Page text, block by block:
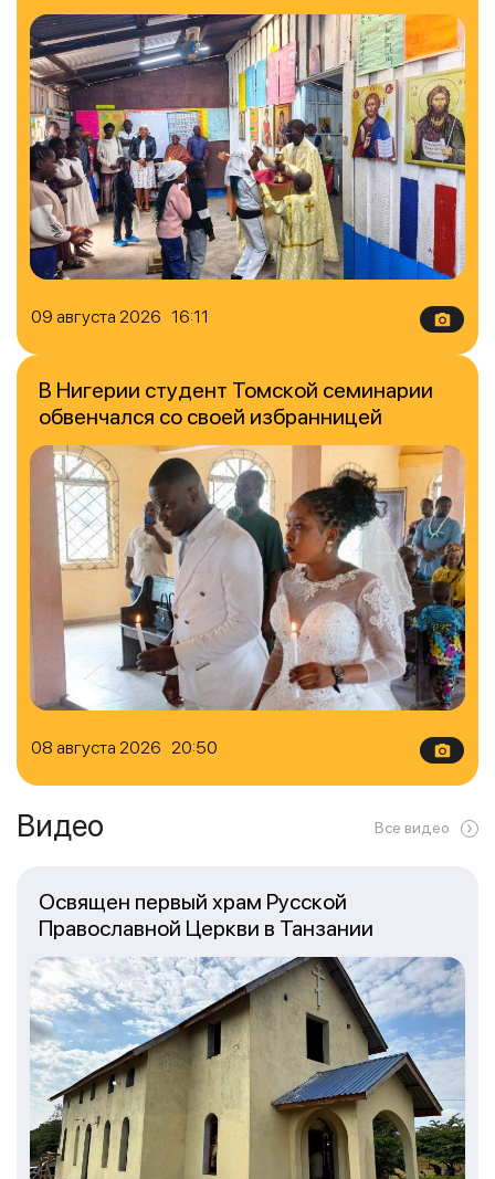
09 августа 2026 16:11
08 августа 2026 20:50
В Нигерии студент Томской семинарии
обвенчался со своей избранницей
Видео Все видео
Освящен первый храм Русской
Православной Церкви в Танзании